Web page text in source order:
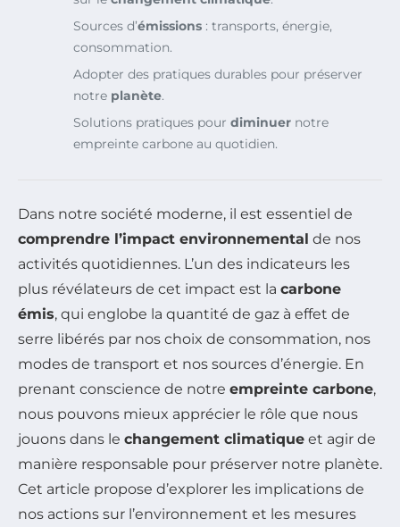
Sources d’émissions : transports, énergie,
consommation.
Adopter des pratiques durables pour préserver
notre planète.
Solutions pratiques pour diminuer notre
empreinte carbone au quotidien.
Dans notre société moderne, il est essentiel de
comprendre l’impact environnemental de nos
activités quotidiennes. L’un des indicateurs les
plus révélateurs de cet impact est la carbone
émis, qui englobe la quantité de gaz à effet de
serre libérés par nos choix de consommation, nos
modes de transport et nos sources d’énergie. En
prenant conscience de notre empreinte carbone,
nous pouvons mieux apprécier le rôle que nous
jouons dans le changement climatique et agir de
manière responsable pour préserver notre planète.
Cet article propose d’explorer les implications de
nos actions sur l’environnement et les mesures